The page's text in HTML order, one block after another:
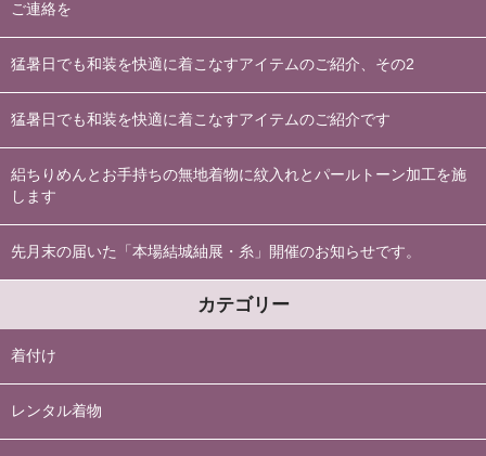
ご連絡を
猛暑日でも和装を快適に着こなすアイテムのご紹介、その2
猛暑日でも和装を快適に着こなすアイテムのご紹介です
絽ちりめんとお手持ちの無地着物に紋入れとパールトーン加工を施
します
先月末の届いた「本場結城紬展・糸」開催のお知らせです。
カテゴリー
着付け
レンタル着物